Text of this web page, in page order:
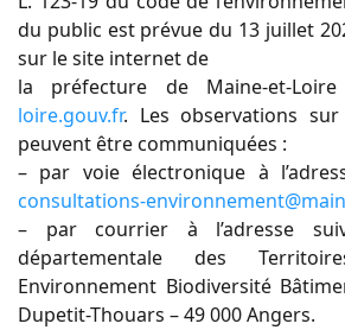
du public est prévue du 13 juillet
sur le site internet de
la préfecture de Maine-et-Loire
loire.gouv.fr. Les observations
peuvent être communiquées :
– par voie électronique à
consultations-
– par courrier à l’adresse
départementale des
Environnement Biodiversité
Dupetit-Thouars – 49 000 Angers.